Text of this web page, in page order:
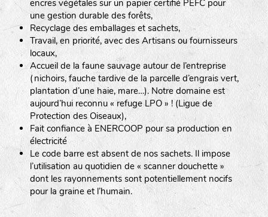
encres végétales sur un papier certifié PEFC pour
une gestion durable des forêts,
Recyclage des emballages et sachets,
Travail, en priorité, avec des Artisans ou fournisseurs
locaux,
Accueil de la faune sauvage autour de l’entreprise
(nichoirs, fauche tardive de la parcelle d’engrais vert,
plantation d’une haie, mare…). Notre domaine est
aujourd’hui reconnu « refuge LPO » ! (Ligue de
Protection des Oiseaux),
Fait confiance à ENERCOOP pour sa production en
électricité
Le code barre est absent de nos sachets. Il impose
l’utilisation au quotidien de « scanner douchette »
dont les rayonnements sont potentiellement nocifs
pour la graine et l’humain.